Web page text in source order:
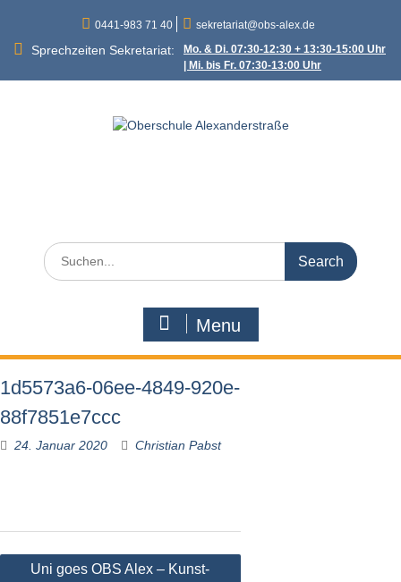
content
0441-983 71 40 sekretariat@obs-alex.de
Sprechzeiten Sekretariat:
Mo. & Di. 07:30-12:30 + 13:30-15:00 Uhr
| Mi. bis Fr. 07:30-13:00 Uhr
Search
for:
Menu
1d5573a6-06ee-4849-920e-
88f7851e7ccc
24. Januar 2020 Christian Pabst
Beitragsnavigation
Uni goes OBS Alex – Kunst-